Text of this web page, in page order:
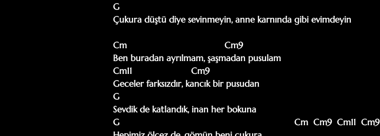
G
Çukura düştü diye sevinmeyin, anne karnında gibi evimdeyin
Cm                                      Cm9
Ben buradan ayrılmam, şaşmadan pusulam
Cm11                       Cm9
Geceler farksızdır, kancık bir pusudan
G
Sevdik de katlandık, inan her bokuna
G                                                                    Cm  Cm9  Cm11  Cm9